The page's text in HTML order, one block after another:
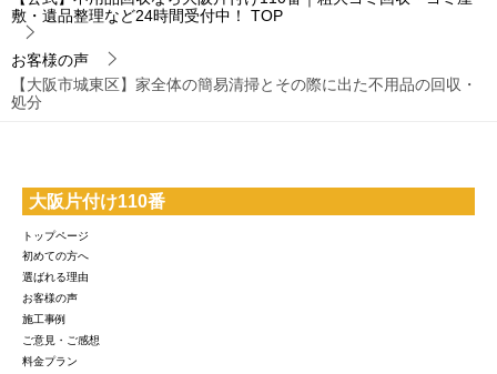
敷・遺品整理など24時間受付中！
TOP
お客様の声
【大阪市城東区】家全体の簡易清掃とその際に出た不用品の回収・
処分
大阪片付け110番
トップページ
初めての方へ
選ばれる理由
お客様の声
施工事例
ご意見・ご感想
料金プラン